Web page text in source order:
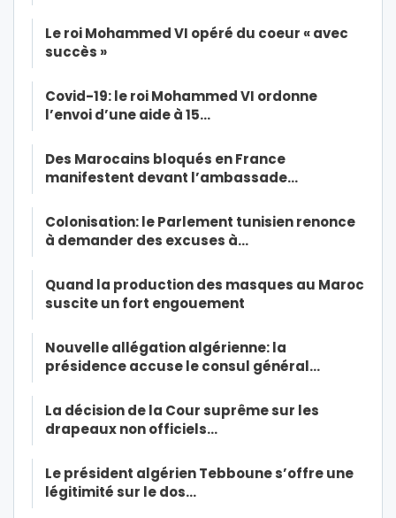
Le roi Mohammed VI opéré du coeur « avec
succès »
Covid-19: le roi Mohammed VI ordonne
l’envoi d’une aide à 15…
Des Marocains bloqués en France
manifestent devant l’ambassade…
Colonisation: le Parlement tunisien renonce
à demander des excuses à…
Quand la production des masques au Maroc
suscite un fort engouement
Nouvelle allégation algérienne: la
présidence accuse le consul général…
La décision de la Cour suprême sur les
drapeaux non officiels…
Le président algérien Tebboune s’offre une
légitimité sur le dos…